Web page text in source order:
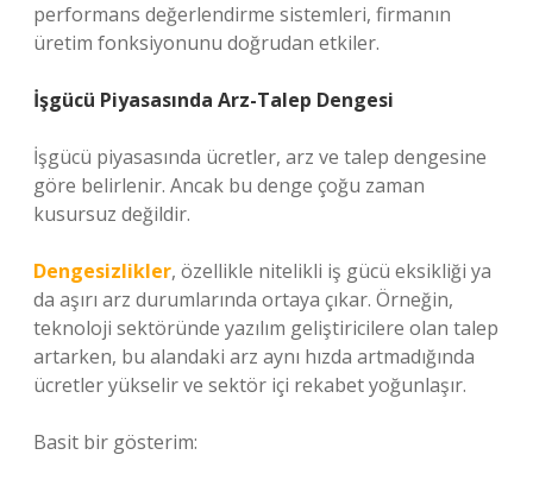
performans değerlendirme sistemleri, firmanın
üretim fonksiyonunu doğrudan etkiler.
İşgücü Piyasasında Arz-Talep Dengesi
İşgücü piyasasında ücretler, arz ve talep dengesine
göre belirlenir. Ancak bu denge çoğu zaman
kusursuz değildir.
Dengesizlikler, özellikle nitelikli iş gücü eksikliği ya
da aşırı arz durumlarında ortaya çıkar. Örneğin,
teknoloji sektöründe yazılım geliştiricilere olan talep
artarken, bu alandaki arz aynı hızda artmadığında
ücretler yükselir ve sektör içi rekabet yoğunlaşır.
Basit bir gösterim: